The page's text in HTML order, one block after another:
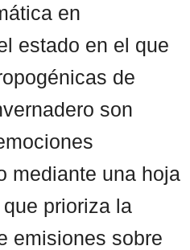
en
estado en el que
de
son
mediante una hoja
prioriza la
emisiones sobre